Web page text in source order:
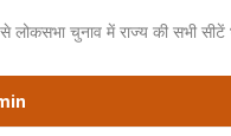
लोकसभा चुनाव में राज्य की सभी